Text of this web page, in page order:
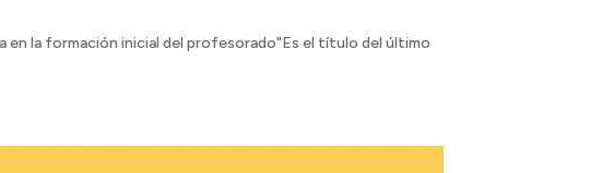
la formación inicial del profesorado"Es el título del último